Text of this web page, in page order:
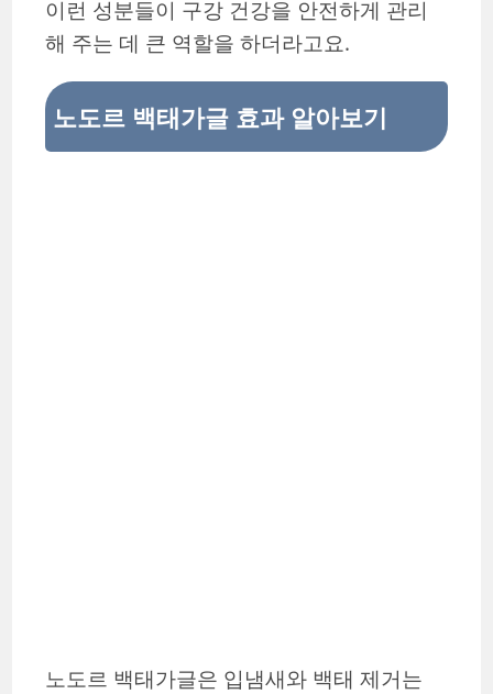
이런 성분들이 구강 건강을 안전하게 관리
해 주는 데 큰 역할을 하더라고요.
노도르 백태가글 효과 알아보기
노도르 백태가글은 입냄새와 백태 제거는